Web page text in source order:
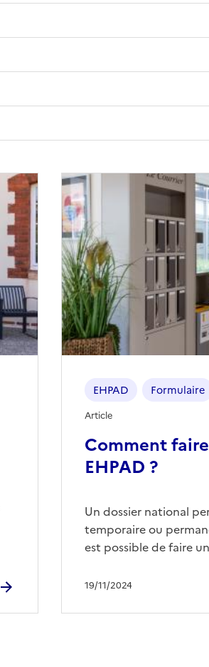
Comment
EHPAD ?
19/11/2024
EHPAD Formulaire
Article
Un dossier national
temporaire ou
est possible de faire